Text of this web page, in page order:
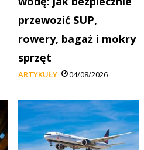
przewozić SUP,
rowery, bagaż i mokry
sprzęt
ARTYKUŁY 04/08/2026